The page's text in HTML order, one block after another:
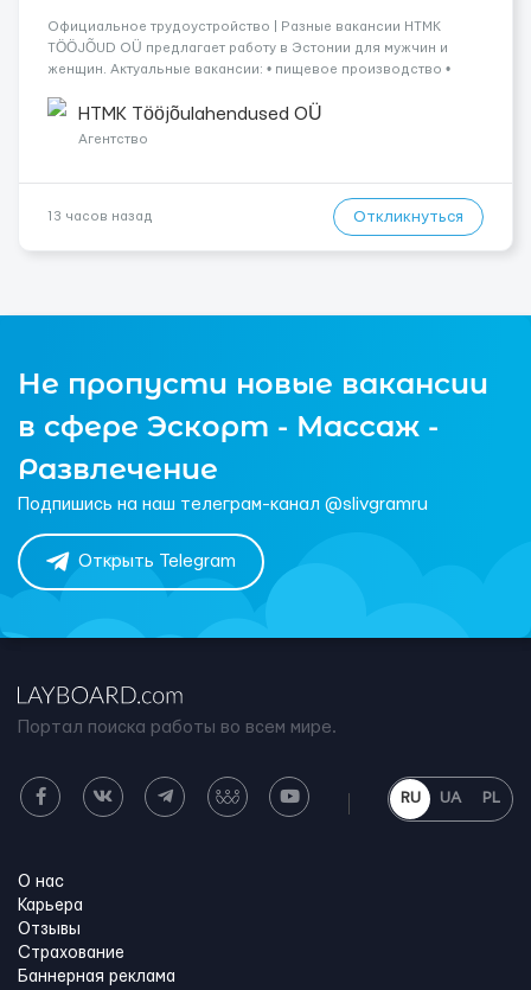
Официальное трудоустройство | Разные вакансии HTMK
TÖÖJÕUD OÜ предлагает работу в Эстонии для мужчин и
женщин. Актуальные вакансии: • пищевое производство •
склады и логистика • п...
HTMK Tööjõulahendused OÜ
Агентство
13 часов назад Откликнуться
Не пропусти новые вакансии
в сфере Эскорт - Массаж -
Развлечение
Подпишись на наш телеграм-канал @slivgramru
Открыть Telegram
Портал поиска работы во всем мире.
RU UA PL
О нас
Карьера
Отзывы
Страхование
Баннерная реклама